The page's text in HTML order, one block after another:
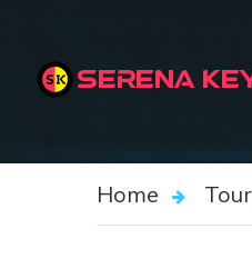
SERENA
Home Tour